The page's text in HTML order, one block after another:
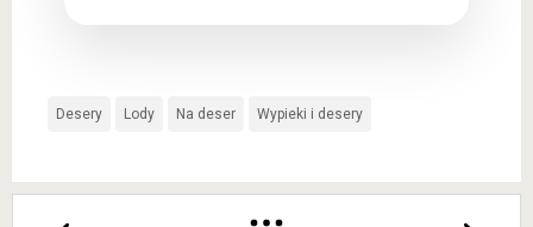
Desery Lody Na deser Wypieki i desery